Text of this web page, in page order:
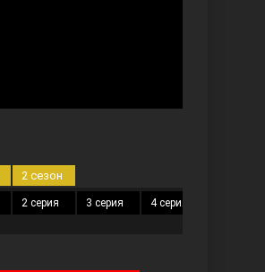
плод
2 сезон
2 серия 3 серия 4 серия